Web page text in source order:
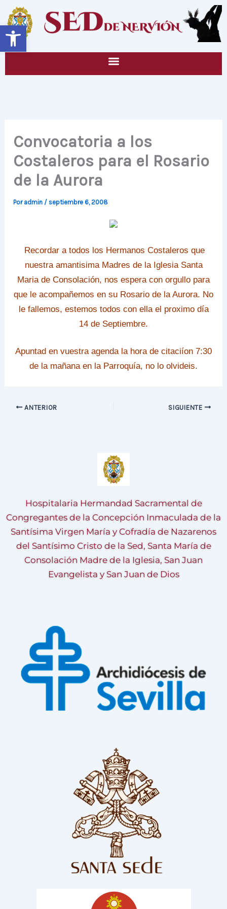
Abrir barra de herramientas
contenido
Convocatoria a los
Costaleros para el Rosario
de la Aurora
Por admin / septiembre 6, 2008
Recordar a todos los Hermanos Costaleros que
nuestra amantisima Madres de la Iglesia Santa
Maria de Consolación, nos espera con orgullo para
que le acompañemos en su Rosario de la Aurora. No
le fallemos, estemos todos con ella el proximo día
14 de Septiembre.
Apuntad en vuestra agenda la hora de citaciíon 7:30
de la mañana en la Parroquía, no lo olvideis.
ANTERIOR SIGUIENTE
Hospitalaria Hermandad Sacramental de
Congregantes de la Concepción Inmaculada de la
Santísima Virgen María y Cofradía de Nazarenos
del Santísimo Cristo de la Sed, Santa María de
Consolación Madre de la Iglesia, San Juan
Evangelista y San Juan de Dios